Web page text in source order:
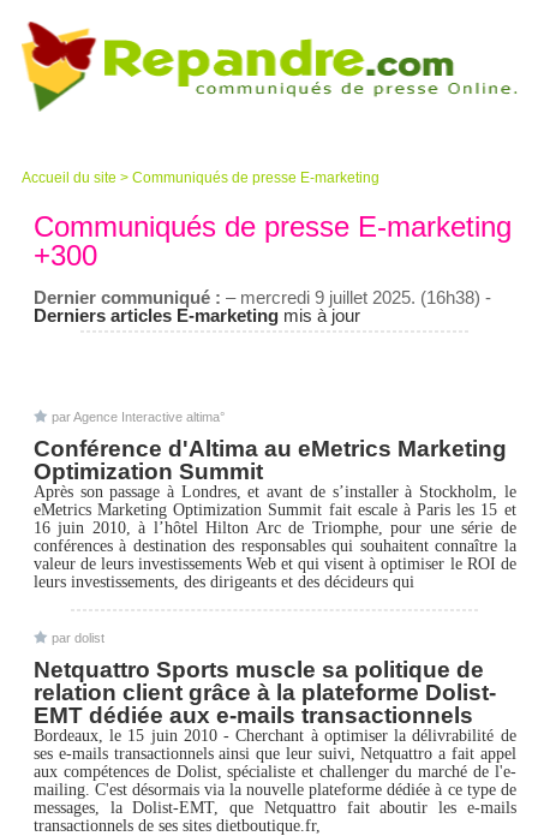
Accueil du site > Communiqués de presse E-marketing
Communiqués de presse E-marketing
+300
Dernier communiqué : – mercredi 9 juillet 2025. (16h38) -
Derniers articles E-marketing mis à jour
par Agence Interactive altima°
Conférence d'Altima au eMetrics Marketing
Optimization Summit
Après son passage à Londres, et avant de s’installer à Stockholm, le
eMetrics Marketing Optimization Summit fait escale à Paris les 15 et
16 juin 2010, à l’hôtel Hilton Arc de Triomphe, pour une série de
conférences à destination des responsables qui souhaitent connaître la
valeur de leurs investissements Web et qui visent à optimiser le ROI de
leurs investissements, des dirigeants et des décideurs qui
par dolist
Netquattro Sports muscle sa politique de
relation client grâce à la plateforme Dolist-
EMT dédiée aux e-mails transactionnels
Bordeaux, le 15 juin 2010 - Cherchant à optimiser la délivrabilité de
ses e-mails transactionnels ainsi que leur suivi, Netquattro a fait appel
aux compétences de Dolist, spécialiste et challenger du marché de l'e-
mailing. C'est désormais via la nouvelle plateforme dédiée à ce type de
messages, la Dolist-EMT, que Netquattro fait aboutir les e-mails
transactionnels de ses sites dietboutique.fr,